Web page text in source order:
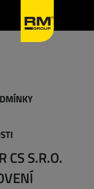
CS S.R.O.